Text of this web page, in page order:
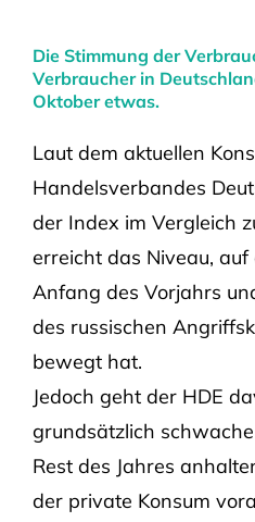
Die Stimmung der
Verbraucher in
Oktober etwas.
Laut dem aktuellen
Handelsverbandes
der Index im Vergleich
erreicht das Niveau,
Anfang des Vorjahrs
des russischen
bewegt hat.
Jedoch geht der HDE
grundsätzlich
Rest des Jahres
der private Konsum